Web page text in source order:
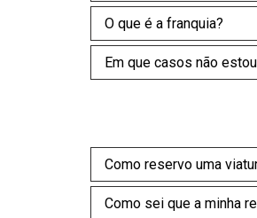
O que é a franquia?
Em que casos não
Como reservo uma
Como sei que a minha